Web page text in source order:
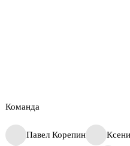
Команда
Павел Корепин